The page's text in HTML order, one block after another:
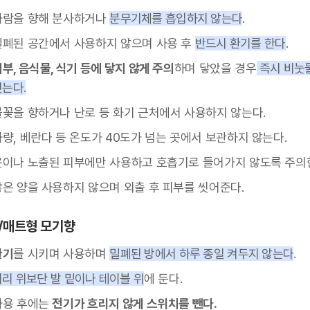
람을 향해 분사하거나분무기체를 흡입하지 않는다.
폐된 공간에서 사용하지 않으며 사용 후 반드시 환기를 한다.
, 음식물, 식기 등에 닿지 않게 주의 하며 닿았을 경우 즉시 비눗
다.
꽃을 향하거나 난로 등 화기 근처에서 사용하지 않는다.
량, 베란다 등 온도가 40도가 넘는 곳에서 보관하지 않는다.
이나 노출된 피부에만 사용하고 호흡기로 들어가지 않도록 주의
은 양을 사용하지 않으며 외출 후 피부를 씻어준다.
트형 모기향
기를 시키며 사용하며 밀폐된 방에서 하루 종일 켜두지 않는다.
위보단 발 밑이나 테이블 위 에 둔다.
용 후에는전기가 흐리지 않게 스위치를 뺀다.